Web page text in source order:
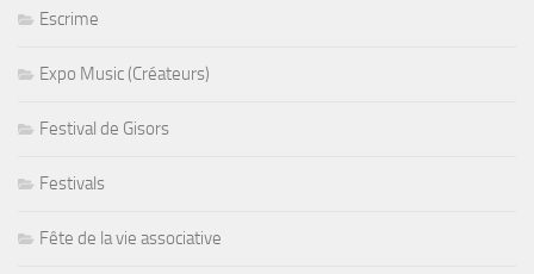
Escrime
Expo Music (Créateurs)
Festival de Gisors
Festivals
Fête de la vie associative